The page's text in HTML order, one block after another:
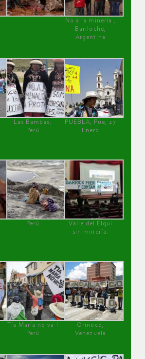
No a la minería ,
Bariloche,
Argentina
Las Bambas,
Perú
PUEBLA, Pue, 27
Enero
Perú
Valle del Elqui
sin minería.
Tía María no va !
Perú
Orinoco,
Venezuela